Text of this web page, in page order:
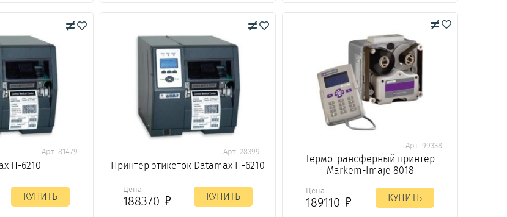
Арт. 81479
H-6210
КУПИТЬ
Арт. 28399
Принтер этикеток Datamax H-6210
Цена
188370 КУПИТЬ
Арт. 99338
Термотрансферный принтер
Markem-Imaje 8018
Цена
189110 КУПИТЬ